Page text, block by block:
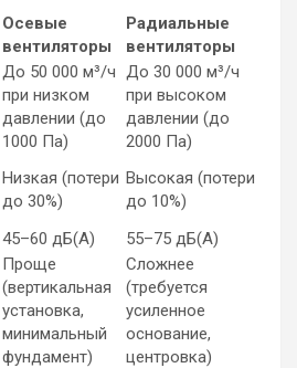
Осевые
вентиляторы
Радиальные
вентиляторы
До 50 000 м³/ч
при низком
давлении (до
1000 Па)
До 30 000 м³/ч
при высоком
давлении (до
2000 Па)
Низкая (потери
до 30%)
Высокая (потери
до 10%)
45–60 дБ(А) 55–75 дБ(А)
Проще
(вертикальная
установка,
минимальный
фундамент)
Сложнее
(требуется
усиленное
основание,
центровка)